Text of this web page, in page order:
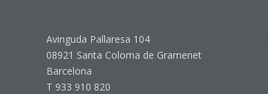
Avinguda Pallaresa 104
08921 Santa Coloma de Gramenet
Barcelona
T 933 910 820